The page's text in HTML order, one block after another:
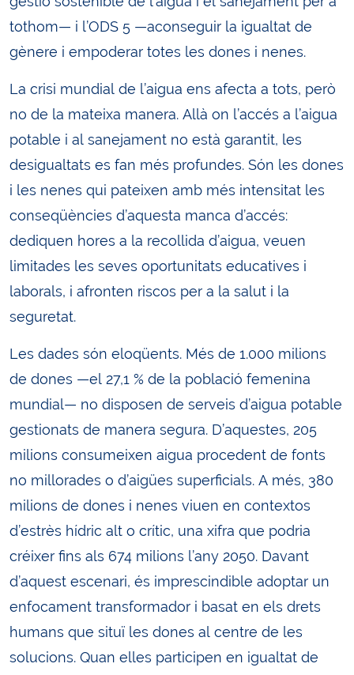
tothom— i l’ODS 5 —aconseguir la igualtat de
gènere i empoderar totes les dones i nenes.
La crisi mundial de l’aigua ens afecta a tots, però
no de la mateixa manera. Allà on l’accés a l’aigua
potable i al sanejament no està garantit, les
desigualtats es fan més profundes. Són les dones
i les nenes qui pateixen amb més intensitat les
conseqüències d’aquesta manca d’accés:
dediquen hores a la recollida d’aigua, veuen
limitades les seves oportunitats educatives i
laborals, i afronten riscos per a la salut i la
seguretat.
Les dades són eloqüents. Més de 1.000 milions
de dones —el 27,1 % de la població femenina
mundial— no disposen de serveis d’aigua potable
gestionats de manera segura. D’aquestes, 205
milions consumeixen aigua procedent de fonts
no millorades o d’aigües superficials. A més, 380
milions de dones i nenes viuen en contextos
d’estrès hídric alt o crític, una xifra que podria
créixer fins als 674 milions l’any 2050. Davant
d’aquest escenari, és imprescindible adoptar un
enfocament transformador i basat en els drets
humans que situï les dones al centre de les
solucions. Quan elles participen en igualtat de